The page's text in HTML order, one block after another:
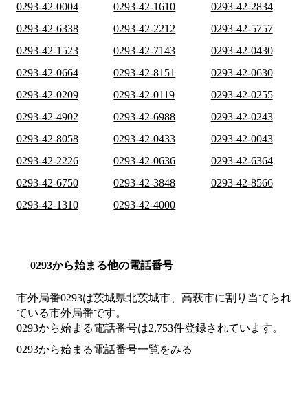
0293-42-0004
0293-42-1610
0293-42-2834
0293-42-6338
0293-42-2212
0293-42-5757
0293-42-1523
0293-42-7143
0293-42-0430
0293-42-0664
0293-42-8151
0293-42-0630
0293-42-0209
0293-42-0119
0293-42-0255
0293-42-4902
0293-42-6988
0293-42-0243
0293-42-8058
0293-42-0433
0293-42-0043
0293-42-2226
0293-42-0636
0293-42-6364
0293-42-6750
0293-42-3848
0293-42-8566
0293-42-1310
0293-42-4000
0293から始まる他の電話番号
市外局番0293は茨城県北茨城市、高萩市に割り当てられ
ている市外局番です。
0293から始まる電話番号は2,753件登録されています。
0293から始まる電話番号一覧をみる